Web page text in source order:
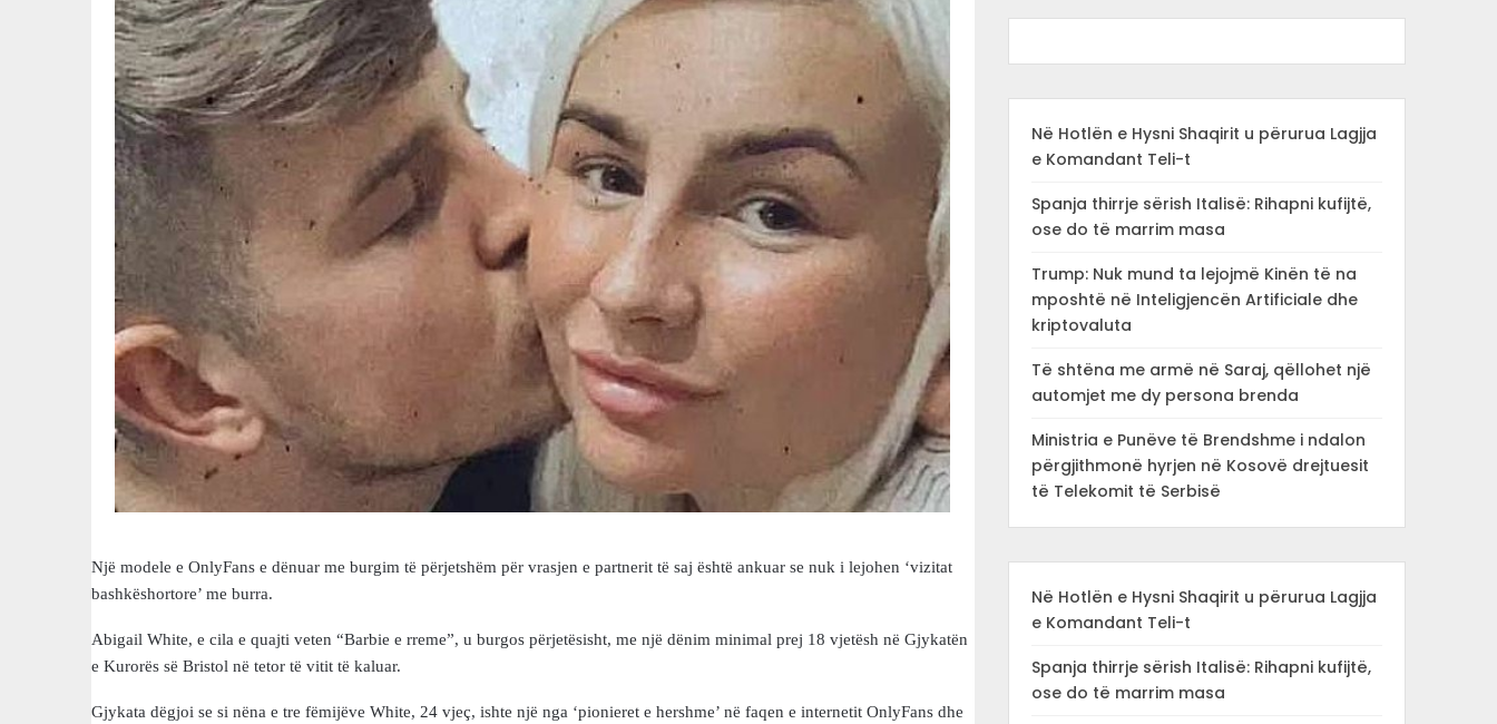
Një modele e OnlyFans e dënuar me burgim të përjetshëm për vrasjen e partnerit të saj është ankuar se nuk i lejohen ‘vizitat
bashkëshortore’ me burra.
Abigail White, e cila e quajti veten “Barbie e rreme”, u burgos përjetësisht, me një dënim minimal prej 18 vjetësh në Gjykatën
e Kurorës së Bristol në tetor të vitit të kaluar.
Gjykata dëgjoi se si nëna e tre fëmijëve White, 24 vjeç, ishte një nga ‘pionieret e hershme’ në faqen e internetit OnlyFans dhe
Në Hotlën e Hysni Shaqirit u përurua Lagjja
e Komandant Teli-t
Spanja thirrje sërish Italisë: Rihapni kufijtë,
ose do të marrim masa
Trump: Nuk mund ta lejojmë Kinën të na
mposhtë në Inteligjencën Artificiale dhe
kriptovaluta
Të shtëna me armë në Saraj, qëllohet një
automjet me dy persona brenda
Ministria e Punëve të Brendshme i ndalon
përgjithmonë hyrjen në Kosovë drejtuesit
të Telekomit të Serbisë
Në Hotlën e Hysni Shaqirit u përurua Lagjja
e Komandant Teli-t
Spanja thirrje sërish Italisë: Rihapni kufijtë,
ose do të marrim masa